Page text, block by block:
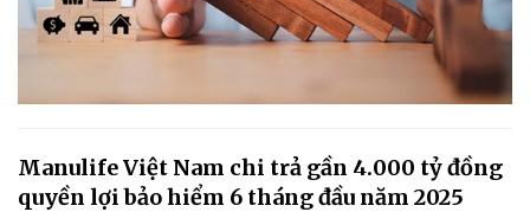
Manulife Việt Nam chi trả gần 4.000 tỷ đồng
quyền lợi bảo hiểm 6 tháng đầu năm 2025